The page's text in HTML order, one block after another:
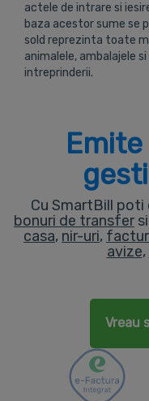
actele de intrare si
baza acestor sume se
sold reprezinta toate
animalele, ambalajele
intreprinderii.
Cu SmartBill
bonuri de transfersi
casa, nir-uri,
avize,
Vreau